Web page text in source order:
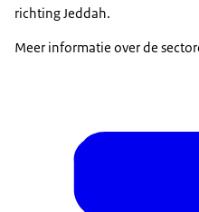
richting Jeddah.
Meer informatie over de